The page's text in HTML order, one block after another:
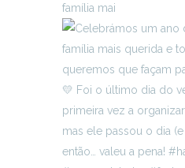
família mai